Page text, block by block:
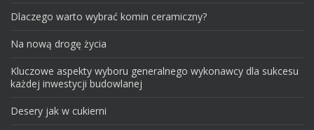
Dlaczego warto wybrać komin ceramiczny?
Na nową drogę życia
Kluczowe aspekty wyboru generalnego wykonawcy dla sukcesu
każdej inwestycji budowlanej
Desery jak w cukierni